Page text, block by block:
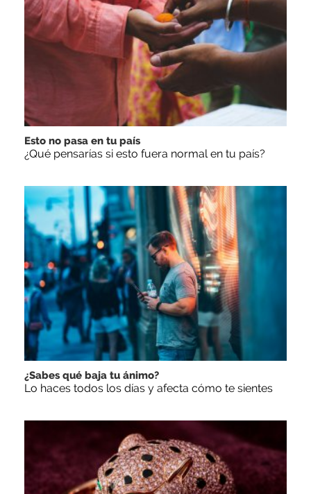
Esto no pasa en tu país
¿Qué pensarías si esto fuera normal en tu país?
¿Sabes qué baja tu ánimo?
Lo haces todos los días y afecta cómo te sientes